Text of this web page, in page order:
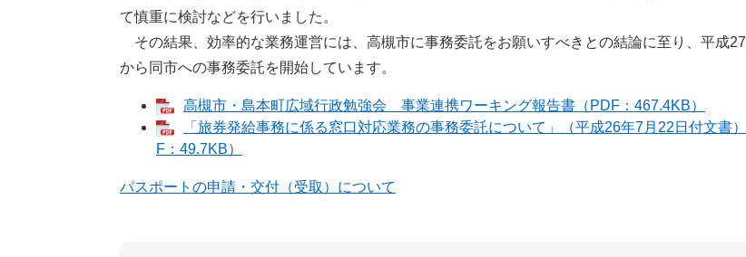
て慎重に検討などを行いました。
その結果、効率的な業務運営には、高槻市に事務委託をお願いすべきとの結論に至り、平成27
から同市への事務委託を開始しています。
高槻市・島本町広域行政勉強会 事業連携ワーキング報告書（PDF：467.4KB）
「旅券発給事務に係る窓口対応業務の事務委託について」（平成26年7月22日付文書
F：49.7KB）
パスポートの申請・交付（受取）について